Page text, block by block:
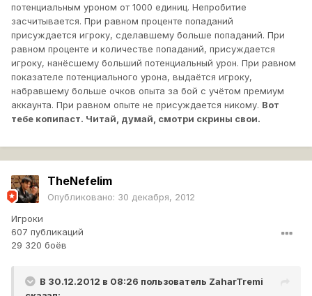
потенциальным уроном от 1000 единиц. Непробитие
засчитывается. При равном проценте попаданий
присуждается игроку, сделавшему больше попаданий. При
равном проценте и количестве попаданий, присуждается
игроку, нанёсшему больший потенциальный урон. При равном
показателе потенциального урона, выдаётся игроку,
набравшему больше очков опыта за бой с учётом премиум
аккаунта. При равном опыте не присуждается никому. Вот
тебе копипаст. Читай, думай, смотри скрины свои.
TheNefelim
Опубликовано: 30 декабря, 2012
Игроки
607 публикаций
29 320 боёв
В 30.12.2012 в 08:26 пользователь ZaharTremi